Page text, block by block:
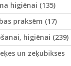
higiēnai (135)
praksēm (17)
higiēnai (239)
un zeķubikses